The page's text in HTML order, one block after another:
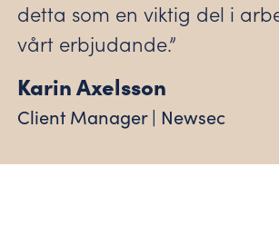
detta som en viktig del i
vårt erbjudande.”
Karin Axelsson
Client Manager | Newsec